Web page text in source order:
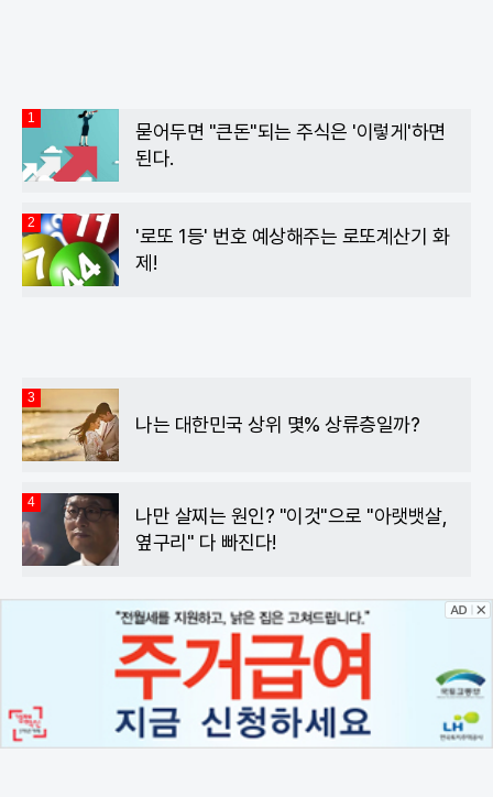
1
묻어두면 "큰돈"되는 주식은 '이렇게'하면
된다.
2
'로또 1등' 번호 예상해주는 로또계산기 화
제!
3
나는 대한민국 상위 몇% 상류층일까?
4
나만 살찌는 원인? "이것"으로 "아랫뱃살,
옆구리" 다 빠진다!